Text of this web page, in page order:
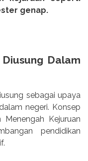
genap.
Dalam
sebagai upaya
negeri. Konsep
Kejuruan
pendidikan